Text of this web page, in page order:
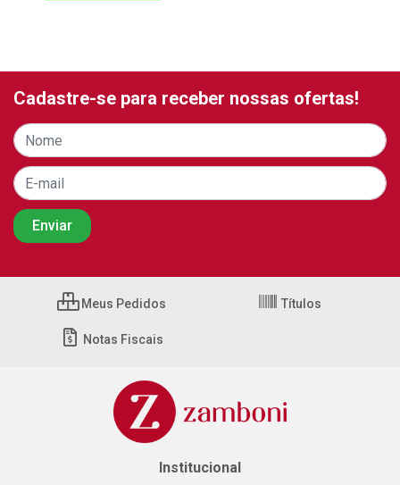
Cadastre-se para receber nossas ofertas!
Meus Pedidos Títulos
Notas Fiscais
Institucional